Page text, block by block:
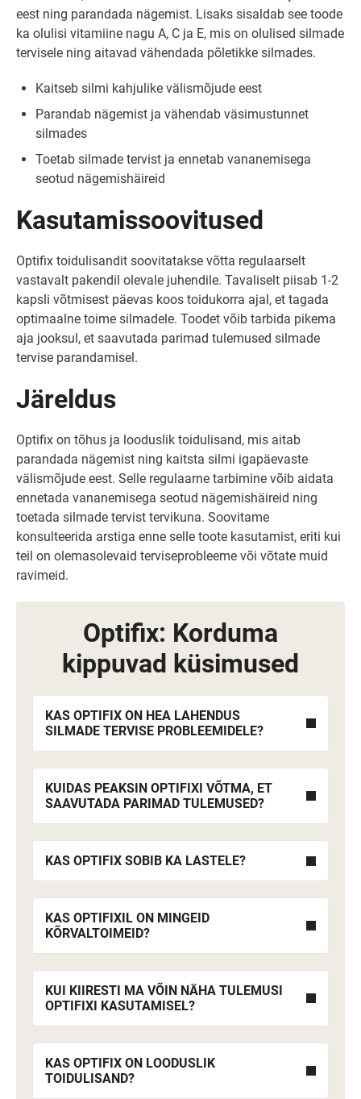
eest ning parandada nägemist. Lisaks sisaldab see toode
ka olulisi vitamiine nagu A, C ja E, mis on olulised silmade
tervisele ning aitavad vähendada põletikke silmades.
Kaitseb silmi kahjulike välismõjude eest
Parandab nägemist ja vähendab väsimustunnet
silmades
Toetab silmade tervist ja ennetab vananemisega
seotud nägemishäireid
Kasutamissoovitused
Optifix toidulisandit soovitatakse võtta regulaarselt
vastavalt pakendil olevale juhendile. Tavaliselt piisab 1-2
kapsli võtmisest päevas koos toidukorra ajal, et tagada
optimaalne toime silmadele. Toodet võib tarbida pikema
aja jooksul, et saavutada parimad tulemused silmade
tervise parandamisel.
Järeldus
Optifix on tõhus ja looduslik toidulisand, mis aitab
parandada nägemist ning kaitsta silmi igapäevaste
välismõjude eest. Selle regulaarne tarbimine võib aidata
ennetada vananemisega seotud nägemishäireid ning
toetada silmade tervist tervikuna. Soovitame
konsulteerida arstiga enne selle toote kasutamist, eriti kui
teil on olemasolevaid terviseprobleeme või võtate muid
ravimeid.
Optifix: Korduma
kippuvad küsimused
KAS OPTIFIX ON HEA LAHENDUS
SILMADE TERVISE PROBLEEMIDELE?
KUIDAS PEAKSIN OPTIFIXI VÕTMA, ET
SAAVUTADA PARIMAD TULEMUSED?
KAS OPTIFIX SOBIB KA LASTELE?
KAS OPTIFIXIL ON MINGEID
KÕRVALTOIMEID?
KUI KIIRESTI MA VÕIN NÄHA TULEMUSI
OPTIFIXI KASUTAMISEL?
KAS OPTIFIX ON LOODUSLIK
TOIDULISAND?